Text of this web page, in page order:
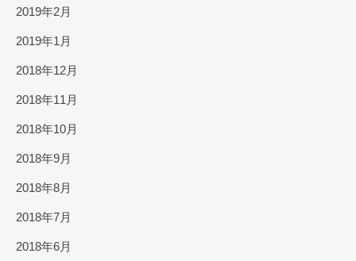
2019年2月
2019年1月
2018年12月
2018年11月
2018年10月
2018年9月
2018年8月
2018年7月
2018年6月